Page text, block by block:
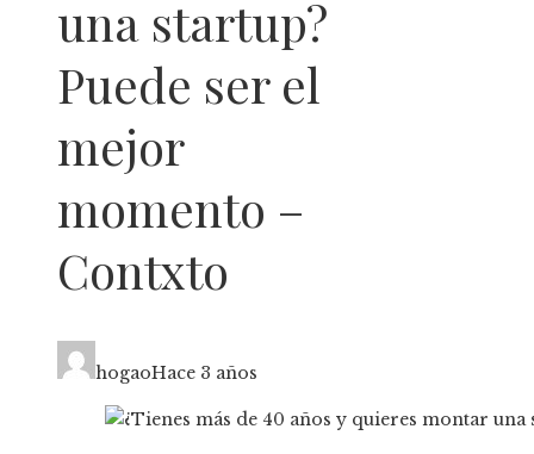
una startup?
Puede ser el
mejor
momento –
Contxto
hogaoHace 3 años